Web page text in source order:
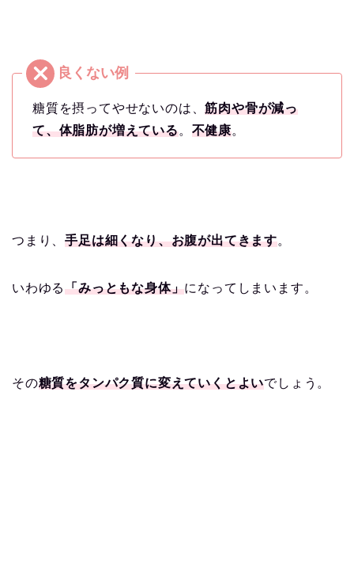
糖質を摂ってやせないのは、筋肉や骨が減っ
て、体脂肪が増えている。 不健康。
つまり、手足は細くなり、お腹が出てきます。
いわゆる「みっともな身体」になってしまいます。
その糖質をタンパク質に変えていくとよいでしょう。